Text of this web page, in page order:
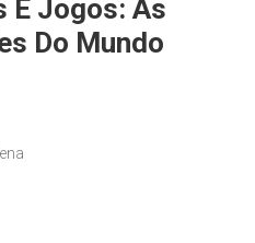
E Jogos: As
Do Mundo